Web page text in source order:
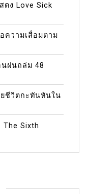
ง Love Sick
ความเสื่อมตาม
ฝนถล่ม 48
ชีวิตกะทันหันใน
The Sixth